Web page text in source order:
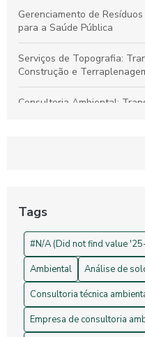
Gerenciamento de
para a Saúde Pública
Serviços de Topografia:
Construção e
Consultoria Ambiental:
Construção Civil
Drones na Topografia:
Tags
#N/A (Did not find value
Ambiental
Análise de
Consultoria técnica
Empresa de consultoria